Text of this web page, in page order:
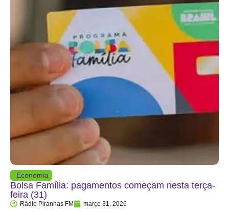
Economia
Bolsa Família: pagamentos começam nesta terça-
feira (31)
Rádio Piranhas FM março 31, 2026